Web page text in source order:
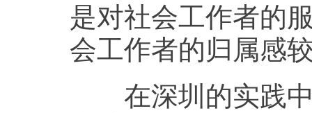
是对社会工作者的
会工作者的归属感
在深圳的实践中